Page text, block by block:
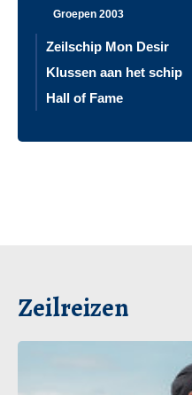
Groepen 2003
Zeilschip Mon Desir
Klussen aan het schip
Hall of Fame
Zeilreizen